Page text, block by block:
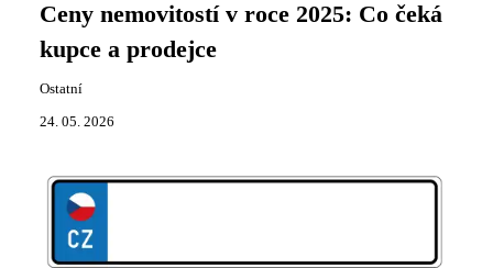
Ceny nemovitostí v roce 2025: Co čeká
kupce a prodejce
Ostatní
24. 05. 2026